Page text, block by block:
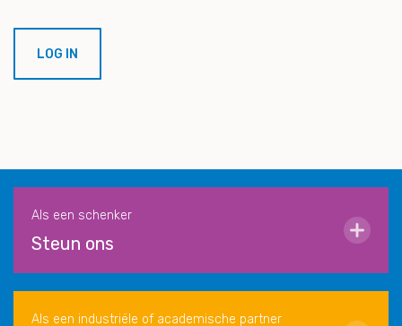
Als een schenker
Steun ons
Als een industriële of academische partner